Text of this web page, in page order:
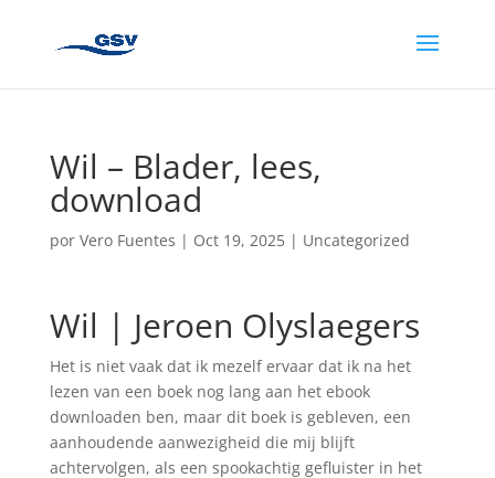
Wil – Blader, lees,
download
por Vero Fuentes | Oct 19, 2025| Uncategorized
Wil | Jeroen Olyslaegers
Het is niet vaak dat ik mezelf ervaar dat ik na het
lezen van een boek nog lang aan het ebook
downloaden ben, maar dit boek is gebleven, een
aanhoudende aanwezigheid die mij blijft
achtervolgen, als een spookachtig gefluister in het